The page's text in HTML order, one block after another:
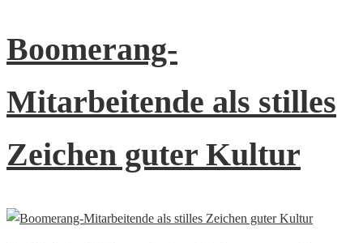
Boomerang-
Mitarbeitende als stilles
Zeichen guter Kultur